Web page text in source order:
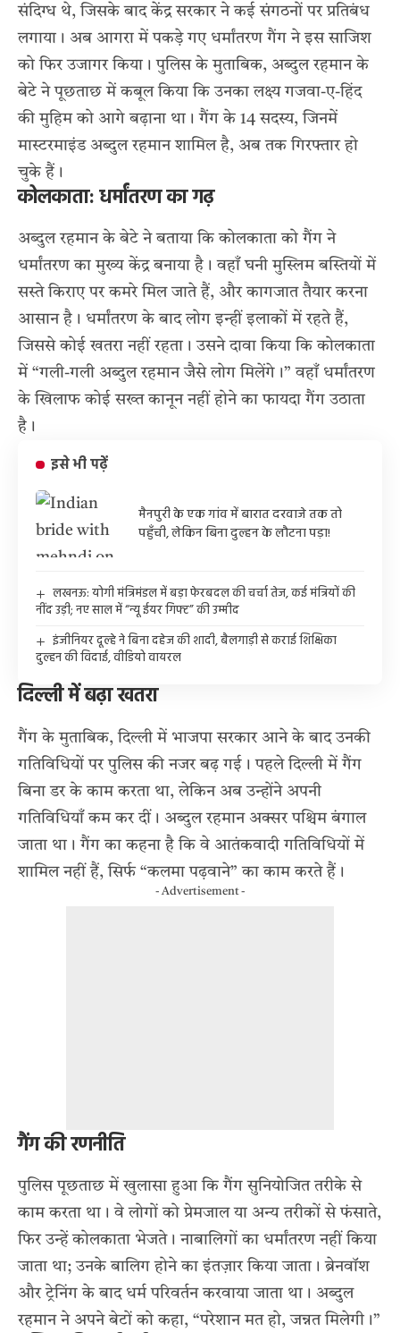
संदिग्ध थे, जिसके बाद केंद्र सरकार ने कई संगठनों पर प्रतिबंध
लगाया। अब आगरा में पकड़े गए धर्मांतरण गैंग ने इस साजिश
को फिर उजागर किया। पुलिस के मुताबिक, अब्दुल रहमान के
बेटे ने पूछताछ में कबूल किया कि उनका लक्ष्य गजवा-ए-हिंद
की मुहिम को आगे बढ़ाना था। गैंग के 14 सदस्य, जिनमें
मास्टरमाइंड अब्दुल रहमान शामिल है, अब तक गिरफ्तार हो
चुके हैं।
कोलकाता: धर्मांतरण का गढ़
अब्दुल रहमान के बेटे ने बताया कि कोलकाता को गैंग ने
धर्मांतरण का मुख्य केंद्र बनाया है। वहाँ घनी मुस्लिम बस्तियों में
सस्ते किराए पर कमरे मिल जाते हैं, और कागजात तैयार करना
आसान है। धर्मांतरण के बाद लोग इन्हीं इलाकों में रहते हैं,
जिससे कोई खतरा नहीं रहता। उसने दावा किया कि कोलकाता
में “गली-गली अब्दुल रहमान जैसे लोग मिलेंगे।” वहाँ धर्मांतरण
के खिलाफ कोई सख्त कानून नहीं होने का फायदा गैंग उठाता
है।
इसे भी पढ़ें
मैनपुरी के एक गांव में बारात दरवाजे तक तो
पहुँची, लेकिन बिना दुल्हन के लौटना पड़ा!
लखनऊ: योगी मंत्रिमंडल में बड़ा फेरबदल की चर्चा तेज, कई मंत्रियों की
नींद उड़ी; नए साल में “न्यू ईयर गिफ्ट” की उम्मीद
इंजीनियर दूल्हे ने बिना दहेज की शादी, बैलगाड़ी से कराई शिक्षिका
दुल्हन की विदाई, वीडियो वायरल
दिल्ली में बढ़ा खतरा
गैंग के मुताबिक, दिल्ली में भाजपा सरकार आने के बाद उनकी
गतिविधियों पर पुलिस की नजर बढ़ गई। पहले दिल्ली में गैंग
बिना डर के काम करता था, लेकिन अब उन्होंने अपनी
गतिविधियाँ कम कर दीं। अब्दुल रहमान अक्सर पश्चिम बंगाल
जाता था। गैंग का कहना है कि वे आतंकवादी गतिविधियों में
शामिल नहीं हैं, सिर्फ “कलमा पढ़वाने” का काम करते हैं।
- Advertisement -
गैंग की रणनीति
पुलिस पूछताछ में खुलासा हुआ कि गैंग सुनियोजित तरीके से
काम करता था। वे लोगों को प्रेमजाल या अन्य तरीकों से फंसाते,
फिर उन्हें कोलकाता भेजते। नाबालिगों का धर्मांतरण नहीं किया
जाता था; उनके बालिग होने का इंतज़ार किया जाता। ब्रेनवॉश
और ट्रेनिंग के बाद धर्म परिवर्तन करवाया जाता था। अब्दुल
रहमान ने अपने बेटों को कहा, “परेशान मत हो, जन्नत मिलेगी।”